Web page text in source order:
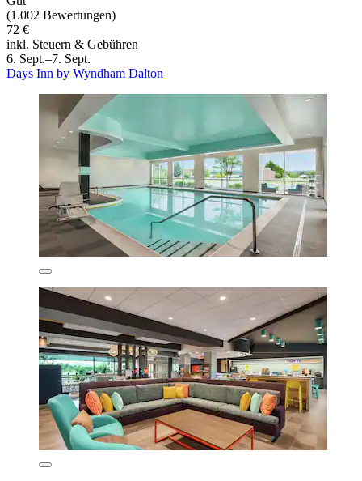
(1.002 Bewertungen)
72 €
inkl. Steuern & Gebühren
6. Sept.–7. Sept.
Days Inn by Wyndham Dalton